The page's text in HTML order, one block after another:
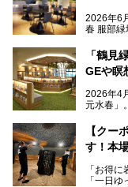
2026年6
春 服部緑
当初の
サウナ
を融合し
今回はオ
サウナ
高い岩
スマシン
「鶴見
GEや瞑
2026年4
元水春」
に“一日
今回のリ
見どこ
ろん、
【クー
す！本
「お得
「一日